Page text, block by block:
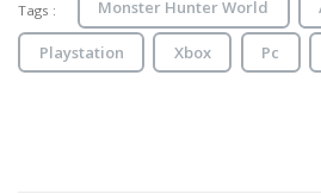
Tags : Monster Hunter World
Playstation Xbox Pc